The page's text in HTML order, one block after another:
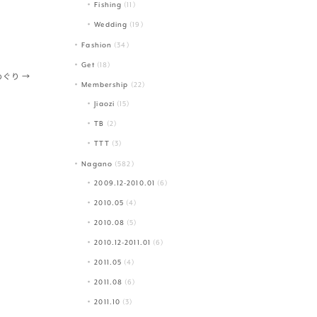
ぐり →
Fishing (11)
Wedding (19)
Fashion (34)
Get (18)
Membership (22)
Jiaozi (15)
TB (2)
TTT (3)
Nagano (582)
2009.12-2010.01 (6)
2010.05 (4)
2010.08 (5)
2010.12-2011.01 (6)
2011.05 (4)
2011.08 (6)
2011.10 (3)